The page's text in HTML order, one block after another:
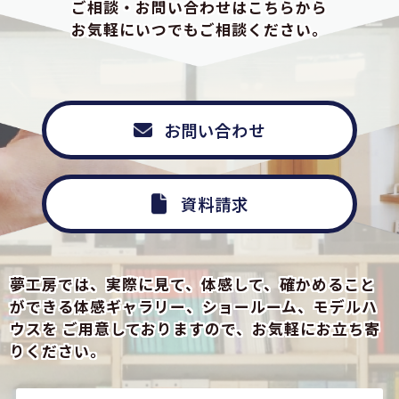
ご相談・お問い合わせはこちらから
お気軽にいつでもご相談ください。
お問い合わせ
資料請求
夢工房では、実際に見て、体感して、確かめること
ができる体感ギャラリー、ショールーム、モデルハ
ウスをご用意しておりますので、お気軽にお立ち寄
りください。